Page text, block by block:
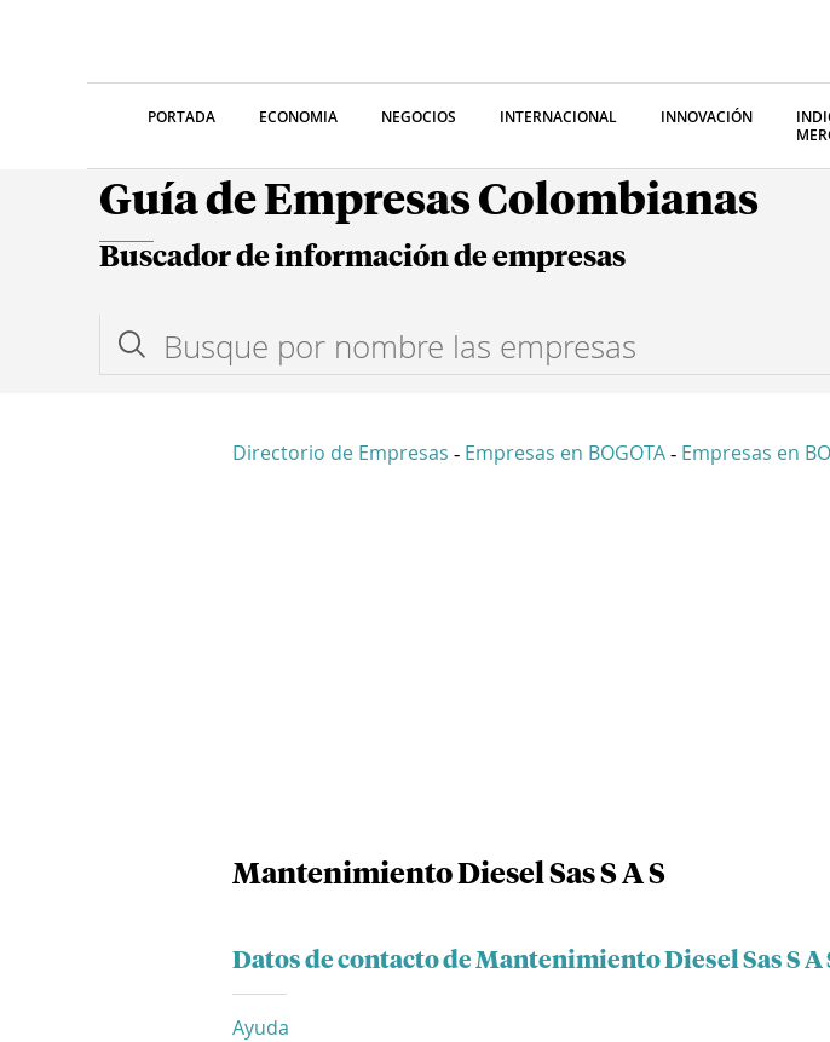
PORTADA ECONOMIA NEGOCIOS INTERNACIONAL INNOVACIÓN
Guía de Empresas Colombianas
Buscador de información de empresas
Directorio de Empresas - Empresas en BOGOTA - Empresas en
Mantenimiento Diesel Sas S A S
Datos de contacto de Mantenimiento Diesel Sas S A
Ayuda